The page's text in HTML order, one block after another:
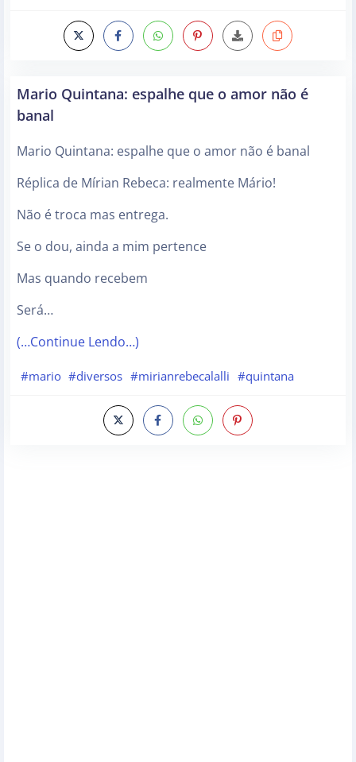
Mario Quintana: espalhe que o amor não é
banal
Mario Quintana: espalhe que o amor não é banal
Réplica de Mírian Rebeca: realmente Mário!
Não é troca mas entrega.
Se o dou, ainda a mim pertence
Mas quando recebem
Será…
(…Continue Lendo…)
#mario #diversos #mirianrebecalalli #quintana